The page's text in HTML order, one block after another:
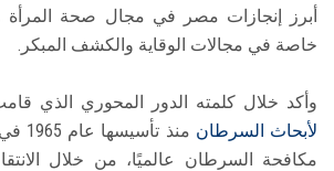
أبرز إنجازات مصر في مجال صحة المرأة
خاصة في مجالات الوقاية والكشف المبكر.
وأكد خلال كلمته الدور المحوري الذي
لأبحاث السرطان
منذ
مكافحة السرطان عالميًا، من خلال